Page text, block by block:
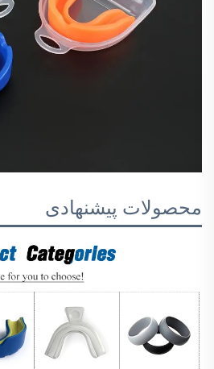
محصولات پیشنهادی